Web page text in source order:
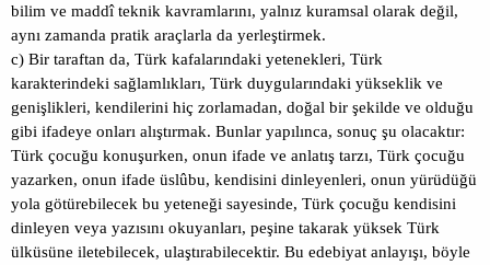
bilim ve maddî teknik kavramlarını, yalnız kuramsal olarak değil,
aynı zamanda pratik araçlarla da yerleştirmek.
c) Bir taraftan da, Türk kafalarındaki yetenekleri, Türk
karakterindeki sağlamlıkları, Türk duygularındaki yükseklik ve
genişlikleri, kendilerini hiç zorlamadan, doğal bir şekilde ve olduğu
gibi ifadeye onları alıştırmak. Bunlar yapılınca, sonuç şu olacaktır:
Türk çocuğu konuşurken, onun ifade ve anlatış tarzı, Türk çocuğu
yazarken, onun ifade üslûbu, kendisini dinleyenleri, onun yürüdüğü
yola götürebilecek bu yeteneği sayesinde, Türk çocuğu kendisini
dinleyen veya yazısını okuyanları, peşine takarak yüksek Türk
ülküsüne iletebilecek, ulaştırabilecektir. Bu edebiyat anlayışı, böyle